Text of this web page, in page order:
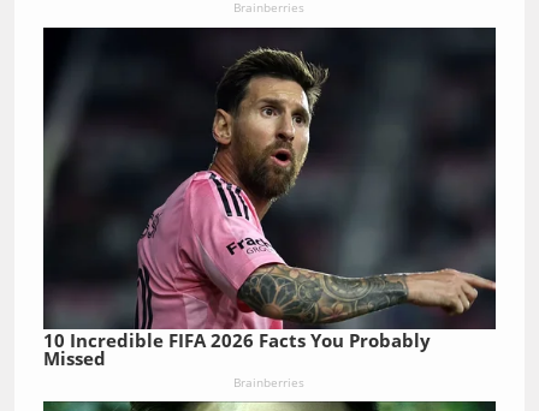
Brainberries
10 Incredible FIFA 2026 Facts You Probably
Missed
Brainberries